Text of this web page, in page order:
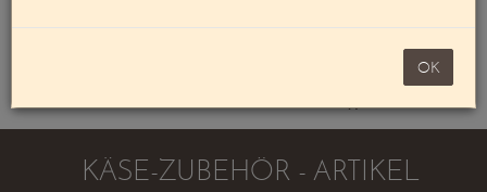
noch 100,00 €
Warenkorb
OK
KÄSE-ZUBEHÖR - ARTIKEL